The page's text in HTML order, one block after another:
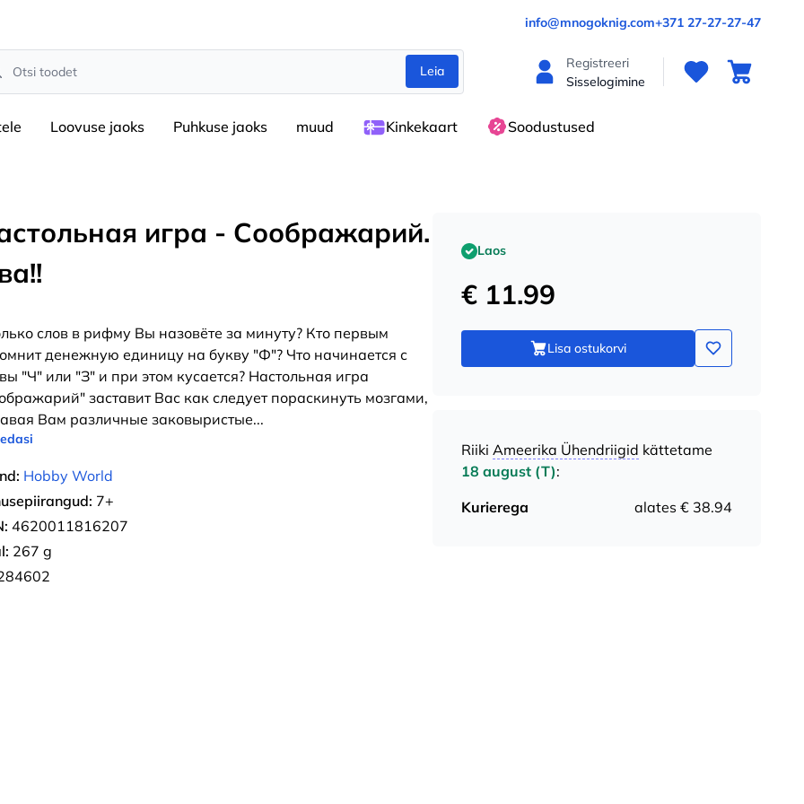
info@mnogoknig.com+371 27-27-27-47
Leia
Registreeri
Sisselogimine
Loovuse jaoks Puhkuse jaoks muud Kinkekaart Soodustused
игра - Соображарий.
слов в рифму Вы назовёте за минуту? Кто первым
денежную единицу на букву "Ф"? Что начинается с
"Ч" или "З" и при этом кусается? Настольная игра
заставит Вас как следует пораскинуть мозгами,
Вам различные заковыристые...
Hobby World
7+
4620011816207
267 g
Laos
€ 11.99
Lisa ostukorvi
Riiki Ameerika Ühendriigid kättetame
18 august (T):
Kurierega
alates € 38.94